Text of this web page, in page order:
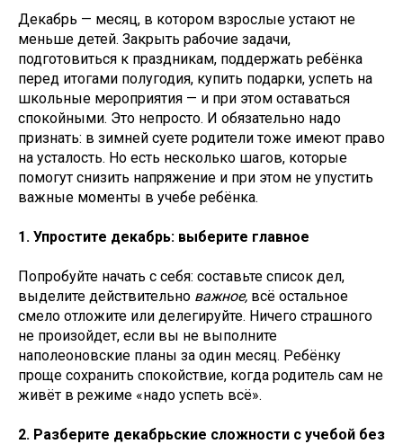
Декабрь — месяц, в котором взрослые устают не
меньше детей. Закрыть рабочие задачи,
подготовиться к праздникам, поддержать ребёнка
перед итогами полугодия, купить подарки, успеть на
школьные мероприятия — и при этом оставаться
спокойными. Это непросто. И обязательно надо
признать: в зимней суете родители тоже имеют право
на усталость. Но есть несколько шагов, которые
помогут снизить напряжение и при этом не упустить
важные моменты в учебе ребёнка.
1. Упростите декабрь: выберите главное
Попробуйте начать с себя: составьте список дел,
выделите действительно важное, всё остальное
смело отложите или делегируйте. Ничего страшного
не произойдет, если вы не выполните
наполеоновские планы за один месяц. Ребёнку
проще сохранить спокойствие, когда родитель сам не
живёт в режиме «надо успеть всё».
2. Разберите декабрьские сложности с учебой без